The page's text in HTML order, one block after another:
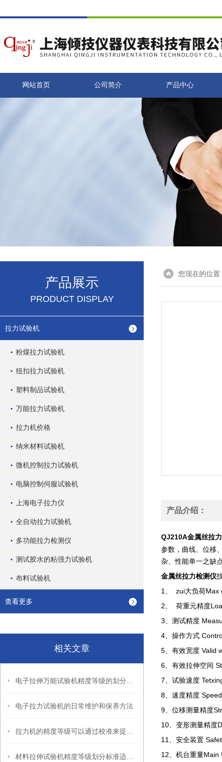
网站首页 公司简介 产品中心
产品展示
PRODUCT DISPLAY
拉力试验机
粉煤拉力试验机
纽扣拉力试验机
塑料制品试验机
万能拉力试验机
拉力机价格
纳米材料试验机
微机控制拉力试验机
电脑控制伺服试验机
上海电子拉力仪
全自动拉力试验机
多功能拉力检测仪
测试胶水的粘强力试验机
布料试验机
查看更多
相关文章
电子拉力试验机的日常维护和保养方法
您现在的位置
产品介绍：
QJ210A金属丝拉
参数，曲线、位移
杂、性能单一之缺
金属丝拉力检测仪
1 、 zui大负荷Max
2、 荷重元精度
3、测试精度
4、操作方式
5、有效宽度 Valid
6、有效拉伸空间
7、试验速度
8、速度精度
9、位移测量精度
10、变形测量精度
11 、安全装置
12、机台重量Main